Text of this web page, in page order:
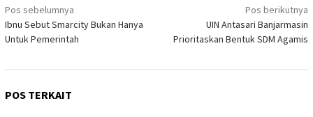
Navigasi
pos
Pos sebelumnya
Ibnu Sebut Smarcity Bukan Hanya
Untuk Pemerintah
Pos berikutnya
UIN Antasari Banjarmasin
Prioritaskan Bentuk SDM Agamis
POS TERKAIT